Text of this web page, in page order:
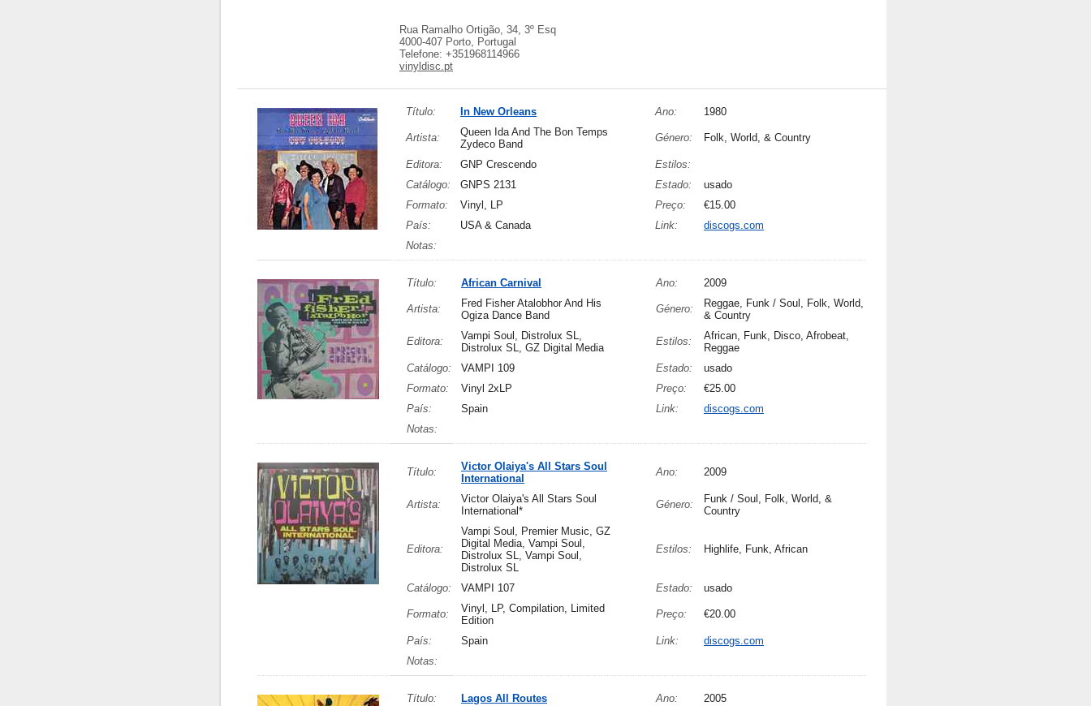
Rua Ramalho Ortigão, 34, 3º Esq
4000-407 Porto, Portugal
Telefone: +351968114966
vinyldisc.pt
Título: In New Orleans Ano: 1980
Artista:
Queen Ida And The Bon Temps
Zydeco Band
Género: Folk, World, & Country
Editora: GNP Crescendo
Estilos:
Catálogo:
GNPS 2131 Estado:
usado
Formato:
Vinyl, LP Preço:
€15.00
País:
USA & Canada Link:
discogs.com
Notas:
Título: African Carnival Ano: 2009
Artista:
Fred Fisher Atalobhor And His
Ogiza Dance Band
Género:
Reggae, Funk / Soul, Folk, World,
& Country
Editora:
Vampi Soul, Distrolux SL,
Distrolux SL, GZ Digital Media
Estilos:
African, Funk, Disco, Afrobeat,
Reggae
Catálogo:
VAMPI 109 Estado:
usado
Formato:
Vinyl 2xLP Preço:
€25.00
País:
Spain Link:
discogs.com
Notas:
Título:
Victor Olaiya's All Stars Soul
International
Ano: 2009
Artista:
Victor Olaiya's All Stars Soul
International*
Género:
Funk / Soul, Folk, World, &
Country
Editora:
Vampi Soul, Premier Music, GZ
Digital Media, Vampi Soul,
Distrolux SL, Vampi Soul,
Distrolux SL
Estilos: Highlife, Funk, African
Catálogo: VAMPI 107 Estado: usado
Formato:
Vinyl, LP, Compilation, Limited
Edition
Preço: €20.00
País: Spain Link:
discogs.com
Notas:
Título: Lagos All Routes Ano: 2005